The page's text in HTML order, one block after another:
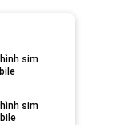
sim
sim